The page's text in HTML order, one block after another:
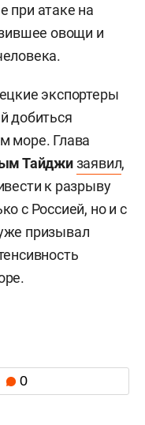
при атаке на
овощи и
экспортеры
добиться
море. Глава
Тайджизаявил,
к разрыву
с Россией, но и с
призывал
0